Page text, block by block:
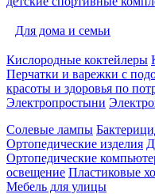
Для дома и семьи
Кислородные коктейлеры
Перчатки и варежки с
красоты и здоровья по
Электропростыни
Солевые лампы
Ортопедические изделия
Ортопедические
освещение Пластиковые
Мебель для улицы